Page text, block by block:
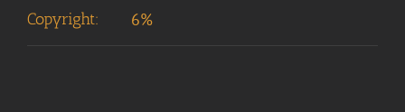
Copyright: 6%